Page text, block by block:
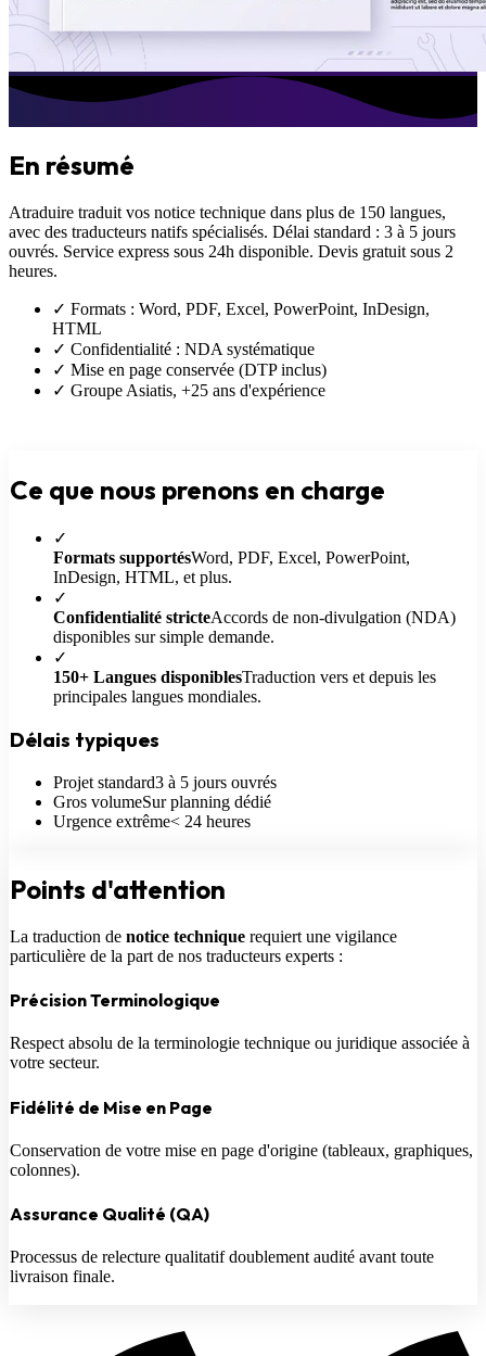
En résumé
Atraduire traduit vos notice technique dans plus de 150 langues,
avec des traducteurs natifs spécialisés. Délai standard : 3 à 5 jours
ouvrés. Service express sous 24h disponible. Devis gratuit sous 2
heures.
✓ Formats : Word, PDF, Excel, PowerPoint, InDesign,
HTML
✓ Confidentialité : NDA systématique
✓ Mise en page conservée (DTP inclus)
✓ Groupe Asiatis, +25 ans d'expérience
Ce que nous prenons en charge
✓
Formats supportésWord, PDF, Excel, PowerPoint,
InDesign, HTML, et plus.
✓
Confidentialité stricteAccords de non-divulgation (NDA)
disponibles sur simple demande.
✓
150+ Langues disponiblesTraduction vers et depuis les
principales langues mondiales.
Délais typiques
Projet standard3 à 5 jours ouvrés
Gros volumeSur planning dédié
Urgence extrême< 24 heures
Points d'attention
La traduction de notice technique requiert une vigilance
particulière de la part de nos traducteurs experts :
Précision Terminologique
Respect absolu de la terminologie technique ou juridique associée à
votre secteur.
Fidélité de Mise en Page
Conservation de votre mise en page d'origine (tableaux, graphiques,
colonnes).
Assurance Qualité (QA)
Processus de relecture qualitatif doublement audité avant toute
livraison finale.